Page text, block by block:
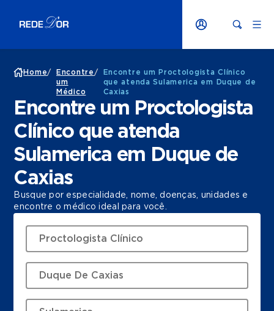
Home/
Encontre
um
Médico
/
Encontre um Proctologista Clínico
que atenda Sulamerica em Duque de
Caxias
Encontre um Proctologista
Clínico que atenda
Sulamerica em Duque de
Caxias
Busque por especialidade, nome, doenças, unidades e
encontre o médico ideal para você.